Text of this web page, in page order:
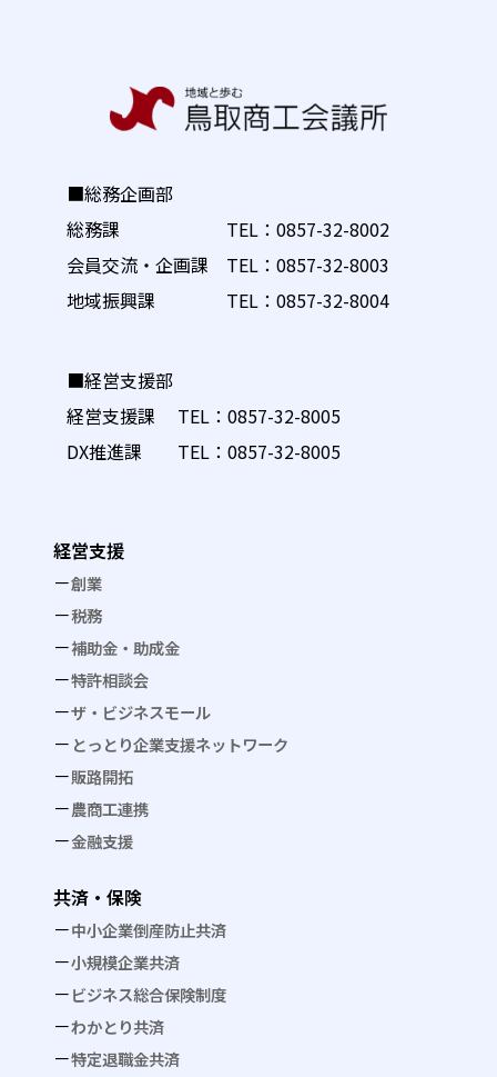
■総務企画部
総務課 TEL： 0857-32-8002
会員交流・企画課 TEL： 0857-32-8003
地域振興課 TEL： 0857-32-8004
■経営支援部
経営支援課 TEL： 0857-32-8005
DX推進課 TEL： 0857-32-8005
経営支援
創業
税務
補助金・助成金
特許相談会
ザ・ビジネスモール
とっとり企業支援ネットワーク
販路開拓
農商工連携
金融支援
共済・保険
中小企業倒産防止共済
小規模企業共済
ビジネス総合保険制度
わかとり共済
特定退職金共済